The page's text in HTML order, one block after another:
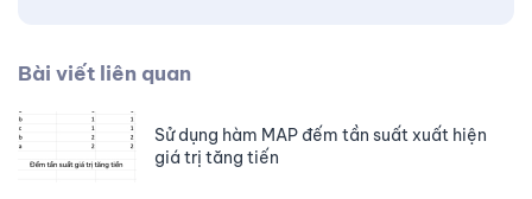
Bài viết liên quan
Sử dụng hàm MAP đếm tần suất xuất hiện
giá trị tăng tiến